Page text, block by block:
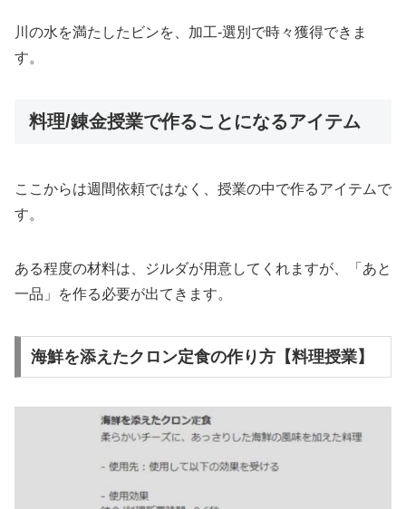
川の水を満たしたビンを、加工‐選別で時々獲得できま
す。
料理/錬金授業で作ることになるアイテム
ここからは週間依頼ではなく、授業の中で作るアイテムで
す。
ある程度の材料は、ジルダが用意してくれますが、「あと
一品」を作る必要が出てきます。
海鮮を添えたクロン定食の作り方【料理授業】